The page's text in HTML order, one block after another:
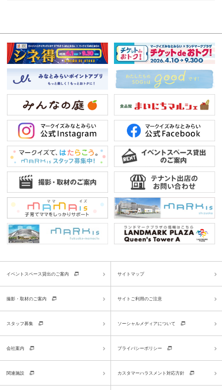
イベントスペース貸出のご案内
撮影・取材のご案内
スタッフ募集
会社案内
関連施設
サイトマップ
サイトご利用のご注意
ソーシャルメディアについて
プライバシーポリシー
カスタマーハラスメント対応方針